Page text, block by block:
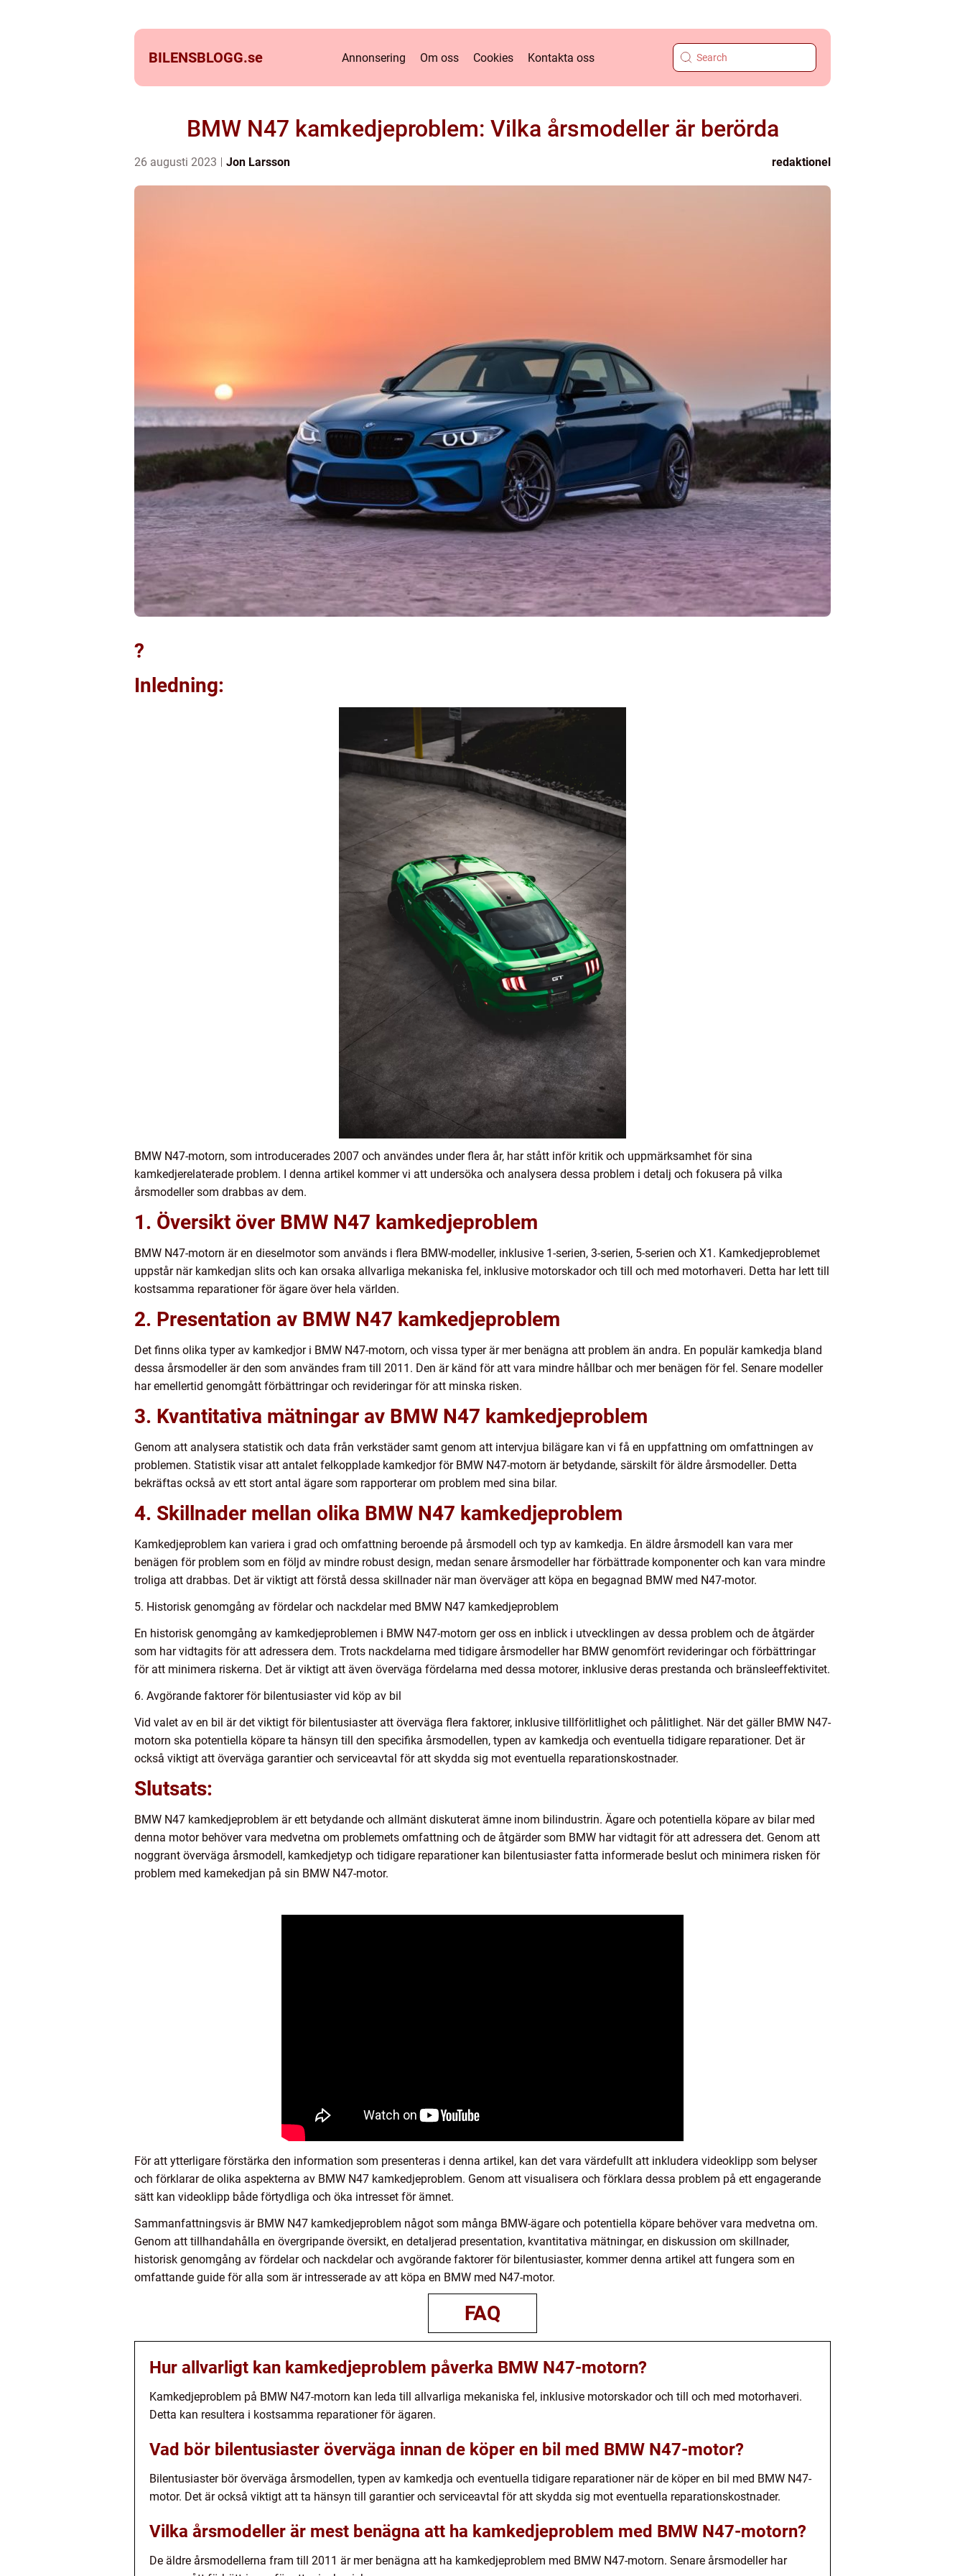
BILENSBLOGG.se Annonsering Om oss Cookies Kontakta oss
BMW N47 kamkedjeproblem: Vilka årsmodeller är berörda
26 augusti 2023 Jon Larsson redaktionel
?
Inledning:
BMW N47-motorn, som introducerades 2007 och användes under flera år, har stått inför kritik och uppmärksamhet för sina
kamkedjerelaterade problem. I denna artikel kommer vi att undersöka och analysera dessa problem i detalj och fokusera på vilka
årsmodeller som drabbas av dem.
1. Översikt över BMW N47 kamkedjeproblem
BMW N47-motorn är en dieselmotor som används i flera BMW-modeller, inklusive 1-serien, 3-serien, 5-serien och X1. Kamkedjeproblemet
uppstår när kamkedjan slits och kan orsaka allvarliga mekaniska fel, inklusive motorskador och till och med motorhaveri. Detta har lett till
kostsamma reparationer för ägare över hela världen.
2. Presentation av BMW N47 kamkedjeproblem
Det finns olika typer av kamkedjor i BMW N47-motorn, och vissa typer är mer benägna att problem än andra. En populär kamkedja bland
dessa årsmodeller är den som användes fram till 2011. Den är känd för att vara mindre hållbar och mer benägen för fel. Senare modeller
har emellertid genomgått förbättringar och revideringar för att minska risken.
3. Kvantitativa mätningar av BMW N47 kamkedjeproblem
Genom att analysera statistik och data från verkstäder samt genom att intervjua bilägare kan vi få en uppfattning om omfattningen av
problemen. Statistik visar att antalet felkopplade kamkedjor för BMW N47-motorn är betydande, särskilt för äldre årsmodeller. Detta
bekräftas också av ett stort antal ägare som rapporterar om problem med sina bilar.
4. Skillnader mellan olika BMW N47 kamkedjeproblem
Kamkedjeproblem kan variera i grad och omfattning beroende på årsmodell och typ av kamkedja. En äldre årsmodell kan vara mer
benägen för problem som en följd av mindre robust design, medan senare årsmodeller har förbättrade komponenter och kan vara mindre
troliga att drabbas. Det är viktigt att förstå dessa skillnader när man överväger att köpa en begagnad BMW med N47-motor.
5. Historisk genomgång av fördelar och nackdelar med BMW N47 kamkedjeproblem
En historisk genomgång av kamkedjeproblemen i BMW N47-motorn ger oss en inblick i utvecklingen av dessa problem och de åtgärder
som har vidtagits för att adressera dem. Trots nackdelarna med tidigare årsmodeller har BMW genomfört revideringar och förbättringar
för att minimera riskerna. Det är viktigt att även överväga fördelarna med dessa motorer, inklusive deras prestanda och bränsleeffektivitet.
6. Avgörande faktorer för bilentusiaster vid köp av bil
Vid valet av en bil är det viktigt för bilentusiaster att överväga flera faktorer, inklusive tillförlitlighet och pålitlighet. När det gäller BMW N47-
motorn ska potentiella köpare ta hänsyn till den specifika årsmodellen, typen av kamkedja och eventuella tidigare reparationer. Det är
också viktigt att överväga garantier och serviceavtal för att skydda sig mot eventuella reparationskostnader.
Slutsats:
BMW N47 kamkedjeproblem är ett betydande och allmänt diskuterat ämne inom bilindustrin. Ägare och potentiella köpare av bilar med
denna motor behöver vara medvetna om problemets omfattning och de åtgärder som BMW har vidtagit för att adressera det. Genom att
noggrant överväga årsmodell, kamkedjetyp och tidigare reparationer kan bilentusiaster fatta informerade beslut och minimera risken för
problem med kamekedjan på sin BMW N47-motor.
För att ytterligare förstärka den information som presenteras i denna artikel, kan det vara värdefullt att inkludera videoklipp som belyser
och förklarar de olika aspekterna av BMW N47 kamkedjeproblem. Genom att visualisera och förklara dessa problem på ett engagerande
sätt kan videoklipp både förtydliga och öka intresset för ämnet.
Sammanfattningsvis är BMW N47 kamkedjeproblem något som många BMW-ägare och potentiella köpare behöver vara medvetna om.
Genom att tillhandahålla en övergripande översikt, en detaljerad presentation, kvantitativa mätningar, en diskussion om skillnader,
historisk genomgång av fördelar och nackdelar och avgörande faktorer för bilentusiaster, kommer denna artikel att fungera som en
omfattande guide för alla som är intresserade av att köpa en BMW med N47-motor.
FAQ
Hur allvarligt kan kamkedjeproblem påverka BMW N47-motorn?
Kamkedjeproblem på BMW N47-motorn kan leda till allvarliga mekaniska fel, inklusive motorskador och till och med motorhaveri.
Detta kan resultera i kostsamma reparationer för ägaren.
Vad bör bilentusiaster överväga innan de köper en bil med BMW N47-motor?
Bilentusiaster bör överväga årsmodellen, typen av kamkedja och eventuella tidigare reparationer när de köper en bil med BMW N47-
motor. Det är också viktigt att ta hänsyn till garantier och serviceavtal för att skydda sig mot eventuella reparationskostnader.
Vilka årsmodeller är mest benägna att ha kamkedjeproblem med BMW N47-motorn?
De äldre årsmodellerna fram till 2011 är mer benägna att ha kamkedjeproblem med BMW N47-motorn. Senare årsmodeller har